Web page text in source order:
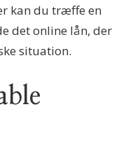
kan du træffe en
det online lån, der
situation.